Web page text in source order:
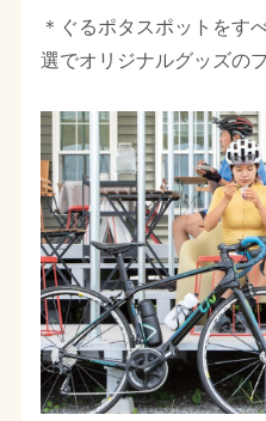
＊ぐるポタスポットをす
選でオリジナルグッズの